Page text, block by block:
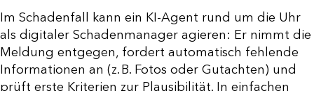
Im Schadenfall kann ein KI-Agent rund um die Uhr
als digitaler Schadenmanager agieren: Er nimmt die
Meldung entgegen, fordert automatisch fehlende
Informationen an (z. B. Fotos oder Gutachten) und
prüft erste Kriterien zur Plausibilität. In einfachen